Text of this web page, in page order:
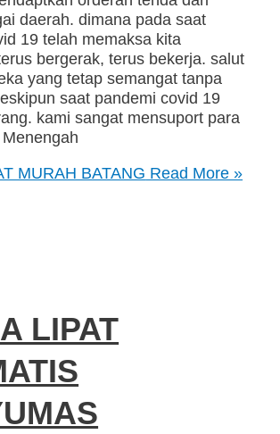
daerah. dimana pada saat
19 telah memaksa kita
bergerak, terus bekerja. salut
yang tetap semangat tanpa
saat pandemi covid 19
kami sangat mensuport para
MURAH BATANG Read More »
LIPAT